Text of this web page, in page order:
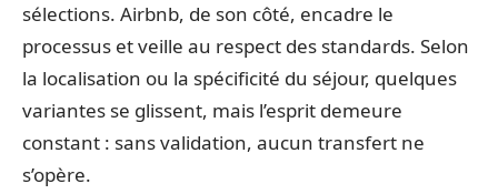
sélections. Airbnb, de son côté, encadre le
processus et veille au respect des standards. Selon
la localisation ou la spécificité du séjour, quelques
variantes se glissent, mais l’esprit demeure
constant : sans validation, aucun transfert ne
s’opère.